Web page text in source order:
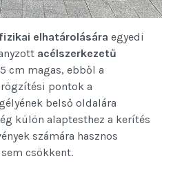
elhatárolására egyedi
acélszerkezetű
cm magas, ebből a
pontok a
belső oldalára
külön alaptesthez a kerítés
számára hasznos
csökkent.